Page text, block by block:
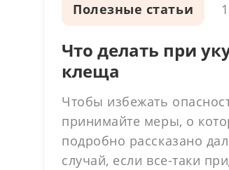
Полезные статьи
Что делать при
клеща
Чтобы избежать
принимайте меры, о
подробно рассказано
случай, если все-таки